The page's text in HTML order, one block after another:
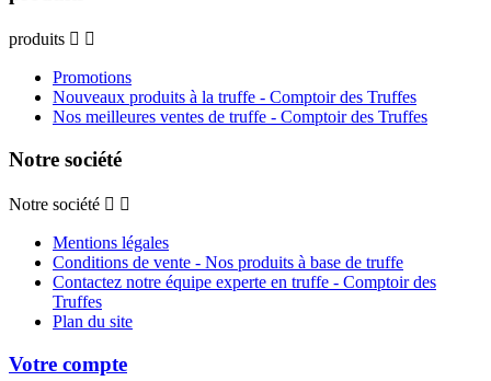
produits  
Promotions
Nouveaux produits à la truffe - Comptoir des Truffes
Nos meilleures ventes de truffe - Comptoir des Truffes
Notre société
Notre société  
Mentions légales
Conditions de vente - Nos produits à base de truffe
Contactez notre équipe experte en truffe - Comptoir des
Truffes
Plan du site
Votre compte